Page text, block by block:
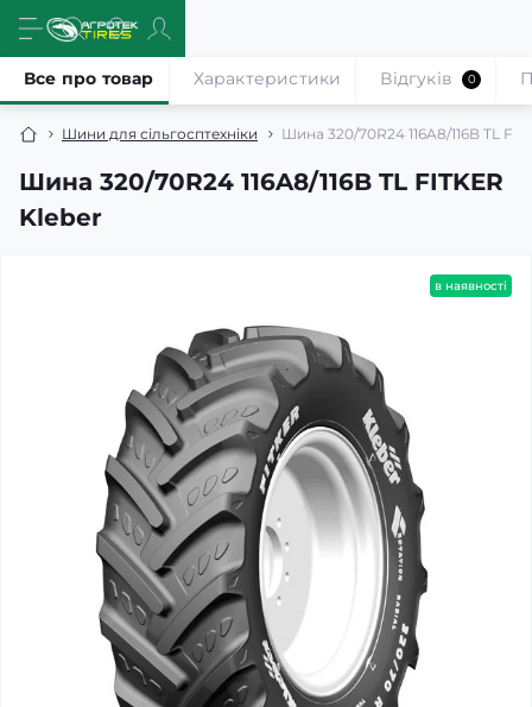
Шини для сільгосптехніки Шина 320/70R24 116A8/116B TL
Шина 320/70R24 116A8/116B TL FITKER
Kleber
Все про товар Характеристики Відгуків 0
в наявності